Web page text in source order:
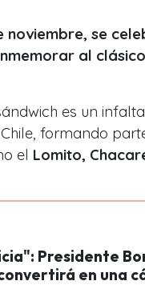
noviembre, se
al
es un
formando
el Lomito,
Presidente
en una